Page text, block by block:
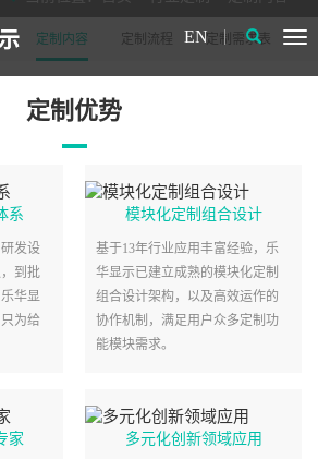
EN
定制内容 定制流程 定制需求表
定制优势
系
发设
到批
华显
为给
模块化定制组合设计
基于13年行业应用丰富经验，乐
华显示已建立成熟的模块化定制
组合设计架构，以及高效运作的
协作机制，满足用户众多定制功
能模块需求。
家 多元化创新领域应用